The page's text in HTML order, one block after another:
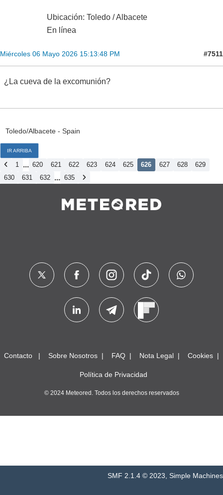
Ubicación: Toledo / Albacete
En línea
Miércoles 06 Mayo 2026 15:13:48 PM #7511
¿La cueva de la excomunión?
Toledo/Albacete - Spain
IR ARRIBA
1 ... 620 621 622 623 624 625 626 627 628
629
630
631 632 ... 635
Contacto Sobre Nosotros FAQ Nota Legal Cookies
Política de Privacidad
© 2024 Meteored. Todos los derechos reservados
SMF 2.1.4 © 2023 Simple Machines